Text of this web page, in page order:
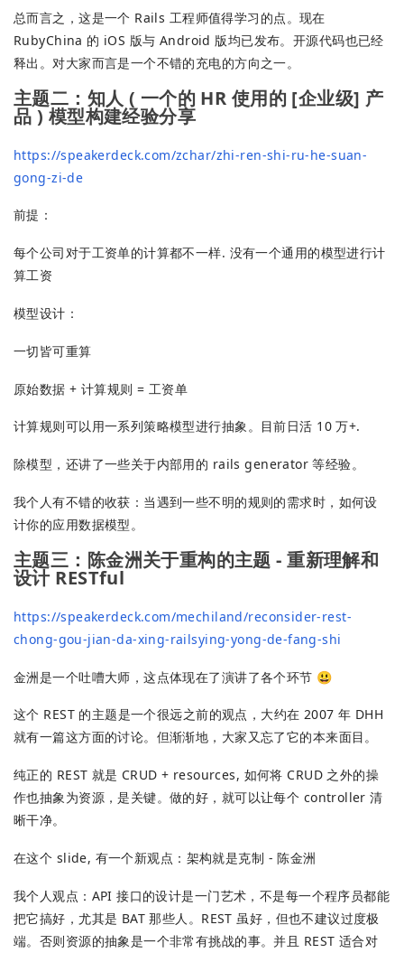
总而言之，这是一个 Rails 工程师值得学习的点。现在
RubyChina 的 iOS 版与 Android 版均已发布。开源代码也已经
释出。对大家而言是一个不错的充电的方向之一。
主题二：知人 ( 一个的 HR 使用的 [企业级] 产
品 ) 模型构建经验分享
https://speakerdeck.com/zchar/zhi-ren-shi-ru-he-suan-
gong-zi-de
前提：
每个公司对于工资单的计算都不一样. 没有一个通用的模型进行计
算工资
模型设计：
一切皆可重算
原始数据 + 计算规则 = 工资单
计算规则可以用一系列策略模型进行抽象。目前日活 10 万+.
除模型，还讲了一些关于内部用的 rails generator 等经验。
我个人有不错的收获：当遇到一些不明的规则的需求时，如何设
计你的应用数据模型。
主题三：陈金洲关于重构的主题 - 重新理解和
设计 RESTful
https://speakerdeck.com/mechiland/reconsider-rest-
chong-gou-jian-da-xing-railsying-yong-de-fang-shi
金洲是一个吐嘈大师，这点体现在了演讲了各个环节 😃
这个 REST 的主题是一个很远之前的观点，大约在 2007 年 DHH
就有一篇这方面的讨论。但渐渐地，大家又忘了它的本来面目。
纯正的 REST 就是 CRUD + resources, 如何将 CRUD 之外的操
作也抽象为资源，是关键。做的好，就可以让每个 controller 清
晰干净。
在这个 slide, 有一个新观点：架构就是克制 - 陈金洲
我个人观点：API 接口的设计是一门艺术，不是每一个程序员都能
把它搞好，尤其是 BAT 那些人。REST 虽好，但也不建议过度极
端。否则资源的抽象是一个非常有挑战的事。并且 REST 适合对